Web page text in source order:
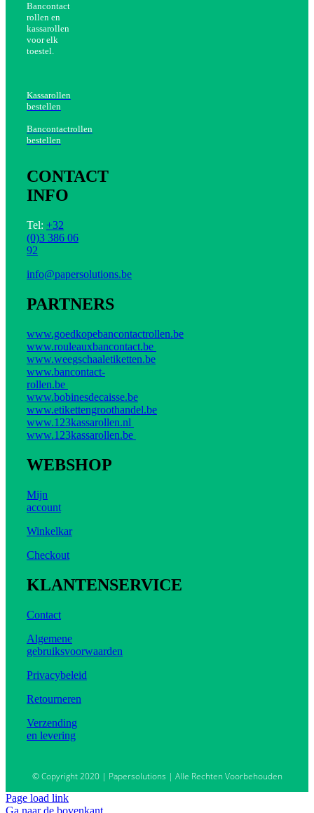
Bancontact
rollen en
kassarollen
voor elk
toestel.
Kassarollen
bestellen
Bancontactrollen
bestellen
CONTACT
INFO
Tel: +32
(0)3 386 06
92
info@papersolutions.be
PARTNERS
www.goedkopebancontactrollen.be
www.rouleauxbancontact.be
www.weegschaaletiketten.be
www.bancontact-
rollen.be
www.bobinesdecaisse.be
www.etikettengroothandel.be
www.123kassarollen.nl
www.123kassarollen.be
WEBSHOP
Mijn
account
Winkelkar
Checkout
KLANTENSERVICE
Contact
Algemene
gebruiksvoorwaarden
Privacybeleid
Retourneren
Verzending
en levering
© Copyright 2020 | Papersolutions | Alle Rechten Voorbehouden
Page load link
Ga naar de bovenkant